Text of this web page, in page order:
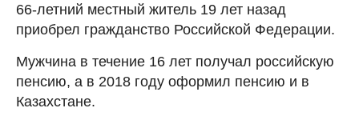
66-летний местный житель 19 лет назад
приобрел гражданство Российской Федерации.
Мужчина в течение 16 лет получал российскую
пенсию, а в 2018 году оформил пенсию и в
Казахстане.